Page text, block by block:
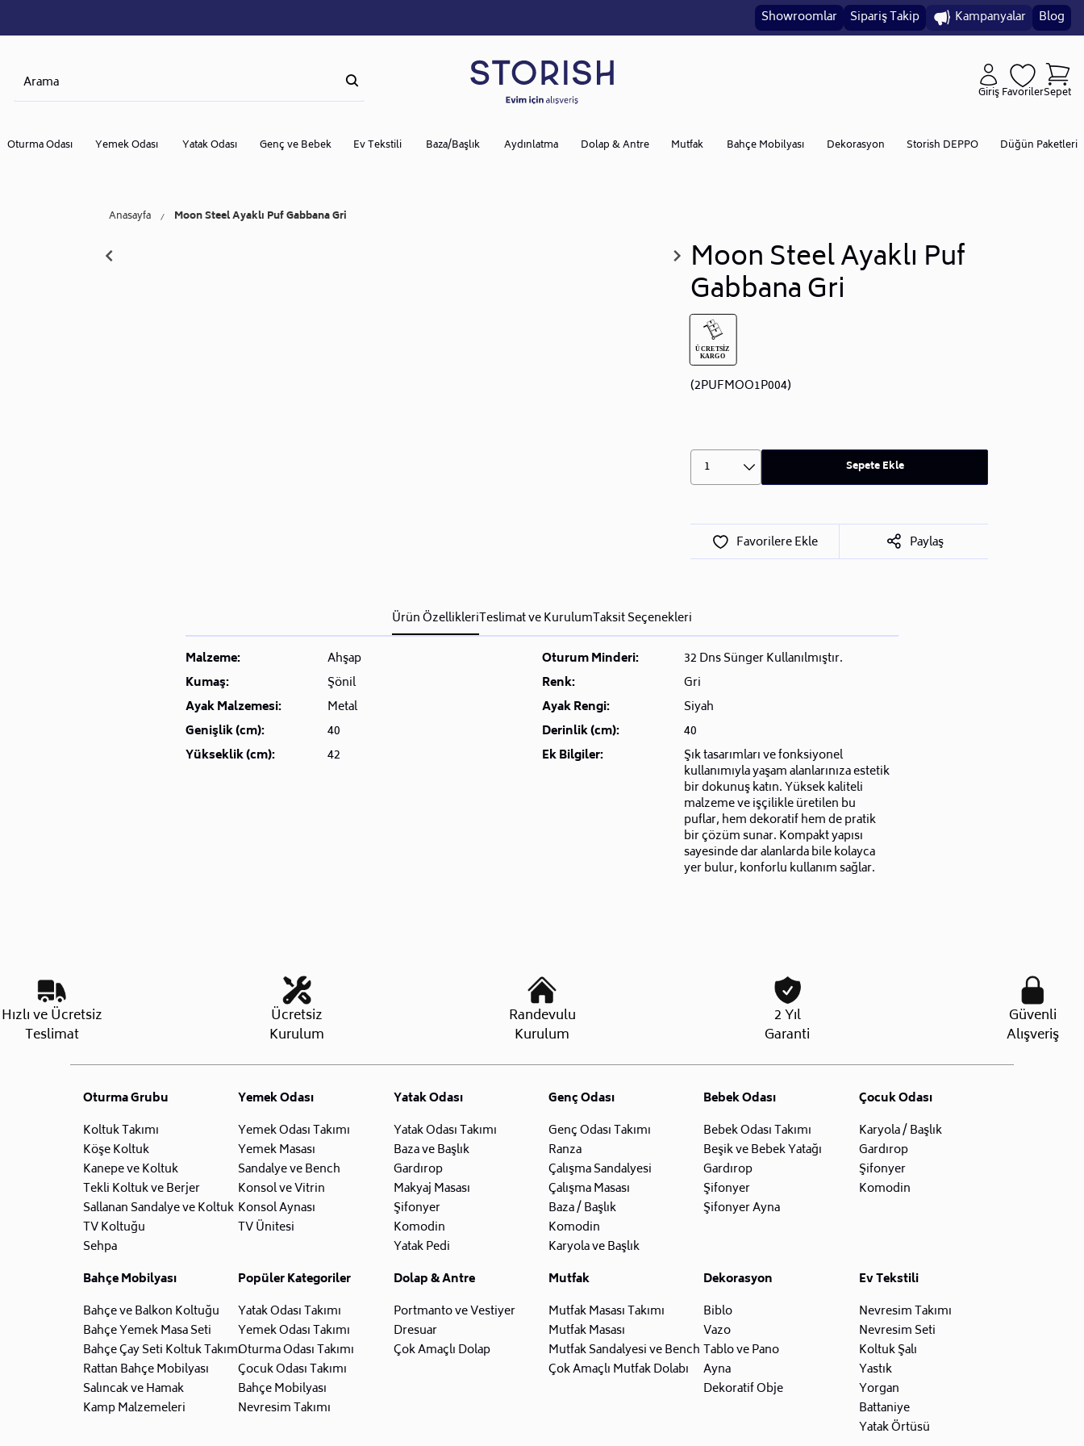
Showroomlar Sipariş Takip Kampanyalar Blog
GirişFavorilerSepet
Oturma Odası Yemek Odası Yatak Odası Genç ve Bebek Ev Tekstili Baza/Başlık Aydınlatma Dolap & Antre Mutfak Bahçe Mobilyası Dekorasyon Storish DEPPO Düğün Paketleri
Anasayfa Moon Steel Ayaklı Puf Gabbana Gri
Moon Steel Ayaklı Puf
Gabbana Gri
(2PUFMOO1P004)
1 Sepete Ekle
Favorilere Ekle Paylaş
Ürün ÖzellikleriTeslimat ve KurulumTaksit Seçenekleri
Malzeme:
Ahşap Oturum Minderi:
32 Dns Sünger Kullanılmıştır.
Kumaş:
Şönil Renk:
Gri
Ayak Malzemesi:
Metal Ayak Rengi:
Siyah
Genişlik (cm):
40 Derinlik (cm):
40
Yükseklik (cm):
42 Ek Bilgiler:
Şık tasarımları ve fonksiyonel
kullanımıyla yaşam alanlarınıza estetik
bir dokunuş katın. Yüksek kaliteli
malzeme ve işçilikle üretilen bu
puflar, hem dekoratif hem de pratik
bir çözüm sunar. Kompakt yapısı
sayesinde dar alanlarda bile kolayca
yer bulur, konforlu kullanım sağlar.
Hızlı ve Ücretsiz
Teslimat
Ücretsiz
Kurulum
Randevulu
Kurulum
2 Yıl
Garanti
Güvenli
Alışveriş
Oturma Grubu
Koltuk Takımı
Köşe Koltuk
Kanepe ve Koltuk
Tekli Koltuk ve Berjer
Sallanan Sandalye ve Koltuk
TV Koltuğu
Sehpa
Yemek Odası
Yemek Odası Takımı
Yemek Masası
Sandalye ve Bench
Konsol ve Vitrin
Konsol Aynası
TV Ünitesi
Yatak Odası
Yatak Odası Takımı
Baza ve Başlık
Gardırop
Makyaj Masası
Şifonyer
Komodin
Yatak Pedi
Genç Odası
Genç Odası Takımı
Ranza
Çalışma Sandalyesi
Çalışma Masası
Baza / Başlık
Komodin
Karyola ve Başlık
Bebek Odası
Bebek Odası Takımı
Beşik ve Bebek Yatağı
Gardırop
Şifonyer
Şifonyer Ayna
Çocuk Odası
Karyola / Başlık
Gardırop
Şifonyer
Komodin
Bahçe Mobilyası
Bahçe ve Balkon Koltuğu
Bahçe Yemek Masa Seti
Bahçe Çay Seti Koltuk Takımı
Rattan Bahçe Mobilyası
Salıncak ve Hamak
Kamp Malzemeleri
Popüler Kategoriler
Yatak Odası Takımı
Yemek Odası Takımı
Oturma Odası Takımı
Çocuk Odası Takımı
Bahçe Mobilyası
Nevresim Takımı
Dolap & Antre
Portmanto ve Vestiyer
Dresuar
Çok Amaçlı Dolap
Mutfak
Mutfak Masası Takımı
Mutfak Masası
Mutfak Sandalyesi ve Bench
Çok Amaçlı Mutfak Dolabı
Dekorasyon
Biblo
Vazo
Tablo ve Pano
Ayna
Dekoratif Obje
Ev Tekstili
Nevresim Takımı
Nevresim Seti
Koltuk Şalı
Yastık
Yorgan
Battaniye
Yatak Örtüsü